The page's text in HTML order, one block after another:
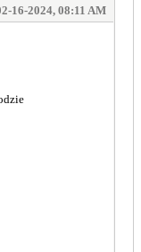
16-2024, 08:11 AM